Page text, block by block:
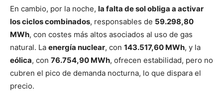
En cambio, por la noche, la falta de sol obliga a activar
los ciclos combinados, responsables de 59.298,80
MWh, con costes más altos asociados al uso de gas
natural. La energía nuclear, con 143.517,60 MWh, y la
eólica, con 76.754,90 MWh, ofrecen estabilidad, pero no
cubren el pico de demanda nocturna, lo que dispara el
precio.